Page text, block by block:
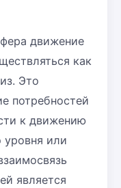
движение
как
Это
потребностей
к движению
уровня или
является